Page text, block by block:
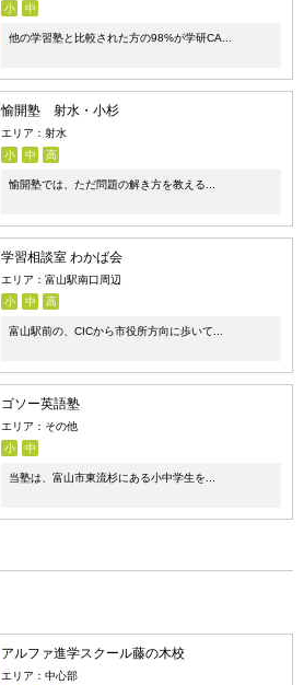
小
中
他の学習塾と比較された方の98%が学研CA...
愉開塾 射水・小杉
エリア：射水
小
中 高
愉開塾では、ただ問題の解き方を教える...
学習相談室 わかば会
エリア：富山駅南口周辺
小
中 高
富山駅前の、CICから市役所方向に歩いて...
ゴソー英語塾
エリア：その他
小
中
当塾は、富山市東流杉にある小中学生を...
アルファ進学スクール藤の木校
エリア：中心部